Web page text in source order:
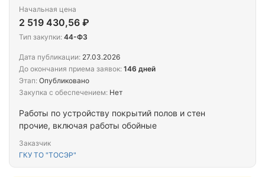
Работы по устройству покрытий полов и стен
прочие, включая работы обойные
Заказчик
ГКУ ТО "ТОСЭР"
Начальная цена
2 519 430,56 ₽
Тип закупки: 44-ФЗ
Дата публикации: 27.03.2026
До окончания приема заявок: 146 дней
Этап: Опубликовано
Закупка с обеспечением: Нет